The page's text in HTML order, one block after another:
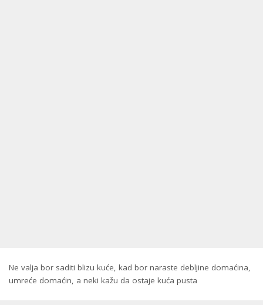
Ne valja bor saditi blizu kuće, kad bor naraste debljine domaćina,
umreće domaćin, a neki kažu da ostaje kuća pusta